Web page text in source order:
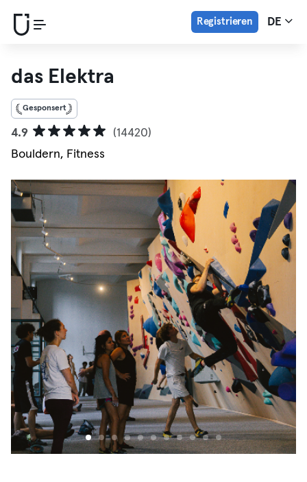
Registrieren DE
das Elektra
Gesponsert
4.9
(14420)
Bouldern, Fitness